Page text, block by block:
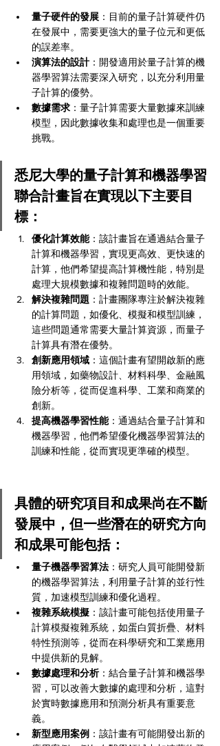
量子硬件的發展 ：目前的量子計算硬件仍
在發展中，需要更強大的量子位元和更低
的誤差率。
演算法的設計：開發適用於量子計算的機
器學習算法需要深入研究，以充分利用量
子計算的優勢。
數據需求 ：量子計算需要大量數據來訓練
模型，因此數據收集和處理也是一個重要
挑戰。
悉尼大學的量子計算和機器學習
聯合計畫旨在實現以下主要目
標：
優化計算效能：該計畫旨在通過結合量子
計算和機器學習，實現更高效、更快速的
計算，他們希望提高計算機性能，特別是
處理大規模數據和複雜問題時的效能。
解決複雜問題 ：計畫團隊專注於解決複雜
的計算問題，如優化、模擬和模型訓練，
這些問題通常需要大量計算資源，而量子
計算具有潛在優勢。
創新應用領域 ：這個計畫有望開啟新的應
用領域，如藥物設計、材料科學、金融風
險分析等，從而促進科學、工業和商業的
創新。
提高機器學習性能：通過結合量子計算和
機器學習，他們希望優化機器學習算法的
訓練和性能，從而實現更準確的模型。
具體的研究項目和成果尚在不斷
發展中，但一些潛在的研究方向
和成果可能包括：
量子機器學習算法 ：研究人員可能開發新
的機器學習算法，利用量子計算的並行性
質，加速模型訓練和優化過程。
複雜系統模擬 ：該計畫可能包括使用量子
計算模擬複雜系統，如蛋白質折疊、材料
特性預測等，從而在科學研究和工業應用
中提供新的見解。
數據處理和分析：結合量子計算和機器學
習，可以改善大數據的處理和分析，這對
於實時數據應用和預測分析具有重要意
義。
新型應用案例 ：該計畫有可能開發出新的